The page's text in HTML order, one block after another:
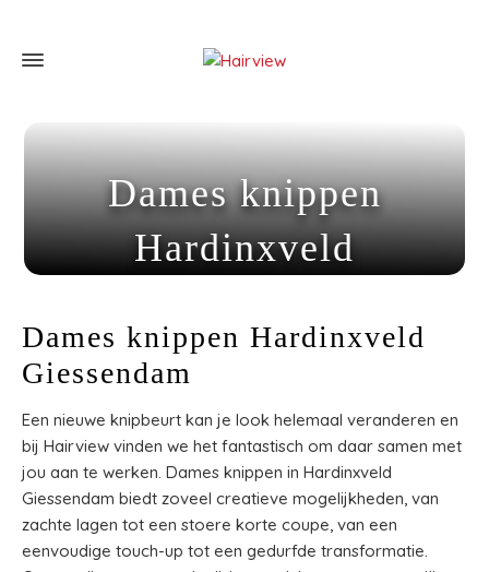
Dames knippen
Hardinxveld
Home »Dames knippen Hardinxveld Giessendam
Dames knippen Hardinxveld
Giessendam
Een nieuwe knipbeurt kan je look helemaal veranderen en
bij Hairview vinden we het fantastisch om daar samen met
jou aan te werken. Dames knippen in Hardinxveld
Giessendam biedt zoveel creatieve mogelijkheden, van
zachte lagen tot een stoere korte coupe, van een
eenvoudige touch-up tot een gedurfde transformatie.